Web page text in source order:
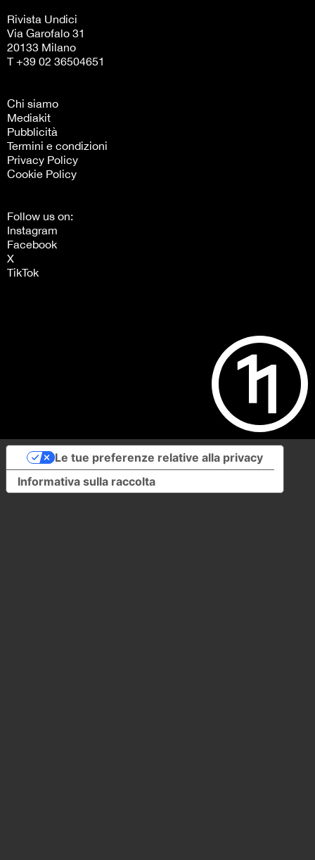
Rivista Undici
Via Garofalo 31
20133 Milano
T +39 02 36504651
Chi siamo
Mediakit
Pubblicità
Termini e condizioni
Privacy Policy
Cookie Policy
Follow us on:
Instagram
Facebook
X
TikTok
Informativa sulla raccolta
Le tue preferenze relative alla privacy